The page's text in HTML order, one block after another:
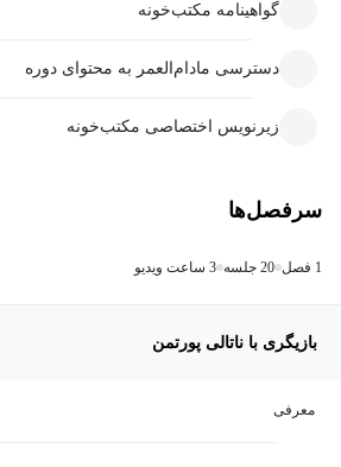
گواهینامه مکتب‌خونه
دسترسی مادام‌العمر به محتوای دوره
زیرنویس اختصاصی مکتب‌خونه
سرفصل‌ها
1 فصل 20 جلسه 3 ساعت ویدیو
بازیگری با ناتالی پورتمن
معرفی